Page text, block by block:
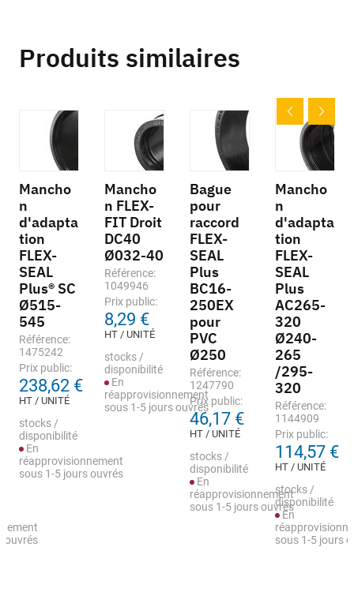
Produits similaires
ouvrés
Mancho
n
d'adapta
tion
FLEX-
SEAL
Plus® SC
Ø515-
545
Référence:
1475242
Prix public:
238,62 €
HT / UNITÉ
stocks /
disponibilité
En
réapprovisionnement
sous 1-5 jours ouvrés
Mancho
n FLEX-
FIT Droit
DC40
Ø032-40
Référence:
1049946
Prix public:
8,29 €
HT / UNITÉ
stocks /
disponibilité
En
réapprovisionnement
sous 1-5 jours ouvrés
Bague
pour
raccord
FLEX-
SEAL
Plus
BC16-
250EX
pour
PVC
Ø250
Référence:
1247790
Prix public:
46,17 €
HT / UNITÉ
stocks /
disponibilité
En
réapprovisionnement
sous 1-5 jours ouvrés
Mancho
n
d'adapta
tion
FLEX-
SEAL
Plus
AC265-
320
Ø240-
265
/295-
320
Référence:
1144909
Prix public:
114,57 €
HT / UNITÉ
stocks /
disponibilité
En
sous 1-5 jours